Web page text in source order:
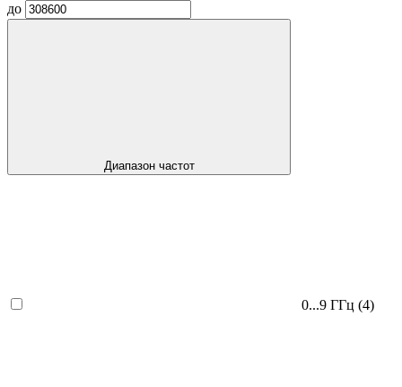
до
Диапазон частот
0...9 ГГц (4)